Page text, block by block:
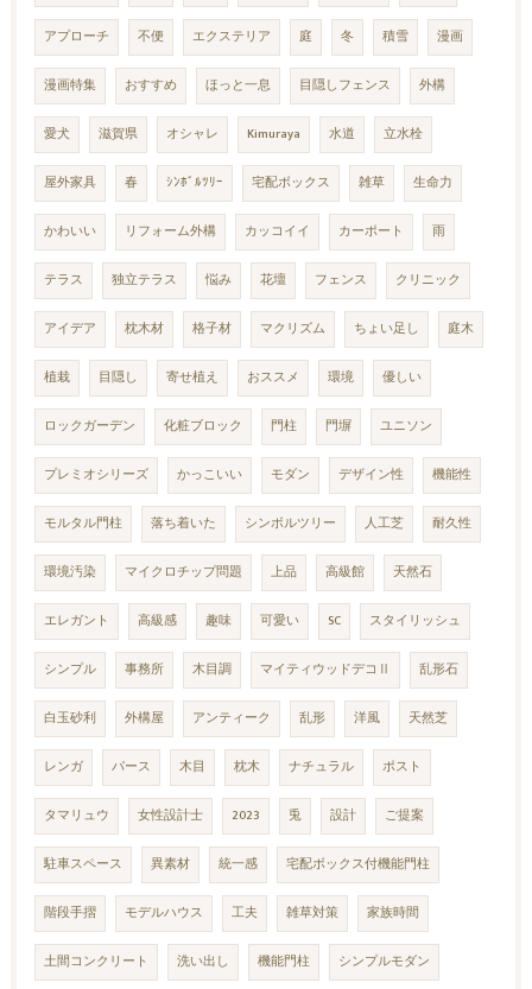
アプローチ 不便 エクステリア 庭 冬 積雪 漫画
漫画特集 おすすめ ほっと一息 目隠しフェンス 外構
愛犬 滋賀県 オシャレ Kimuraya 水道 立水栓
屋外家具 春 ｼﾝﾎﾞﾙﾂﾘｰ 宅配ボックス 雑草 生命力
かわいい リフォーム外構 カッコイイ カーポート 雨
テラス 独立テラス 悩み 花壇 フェンス クリニック
アイデア 枕木材 格子材 マクリズム ちょい足し 庭木
植栽 目隠し 寄せ植え おススメ 環境 優しい
ロックガーデン 化粧ブロック 門柱 門塀 ユニソン
プレミオシリーズ かっこいい モダン デザイン性 機能性
モルタル門柱 落ち着いた シンボルツリー 人工芝 耐久性
環境汚染 マイクロチップ問題 上品 高級館 天然石
エレガント 高級感 趣味 可愛い SC スタイリッシュ
シンプル 事務所 木目調 マイティウッドデコⅡ 乱形石
白玉砂利 外構屋 アンティーク 乱形 洋風 天然芝
レンガ パース 木目 枕木 ナチュラル ポスト
タマリュウ 女性設計士 2023 兎 設計 ご提案
駐車スペース 異素材 統一感 宅配ボックス付機能門柱
階段手摺 モデルハウス 工夫 雑草対策 家族時間
土間コンクリート 洗い出し 機能門柱 シンプルモダン